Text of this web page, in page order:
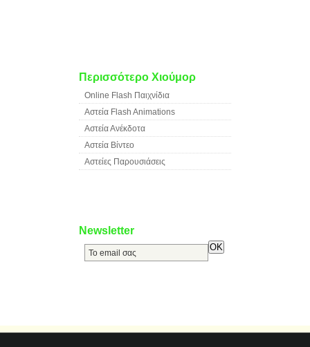
Περισσότερο Χιούμορ
Online Flash Παιχνίδια
Αστεία Flash Animations
Αστεία Ανέκδοτα
Αστεία Βίντεο
Αστείες Παρουσιάσεις
Newsletter